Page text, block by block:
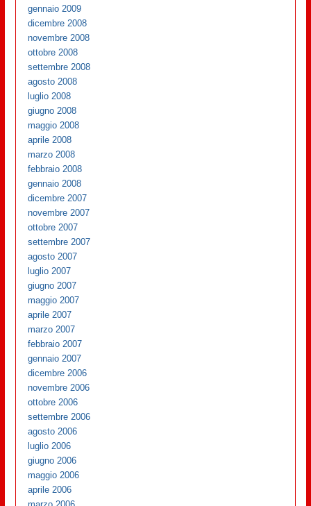
gennaio 2009
dicembre 2008
novembre 2008
ottobre 2008
settembre 2008
agosto 2008
luglio 2008
giugno 2008
maggio 2008
aprile 2008
marzo 2008
febbraio 2008
gennaio 2008
dicembre 2007
novembre 2007
ottobre 2007
settembre 2007
agosto 2007
luglio 2007
giugno 2007
maggio 2007
aprile 2007
marzo 2007
febbraio 2007
gennaio 2007
dicembre 2006
novembre 2006
ottobre 2006
settembre 2006
agosto 2006
luglio 2006
giugno 2006
maggio 2006
aprile 2006